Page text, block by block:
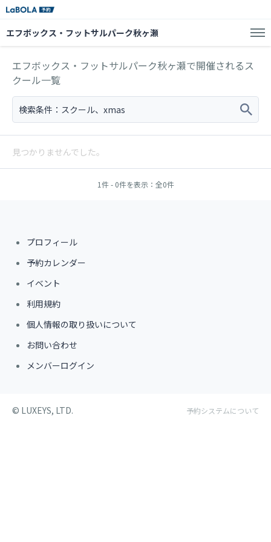
エフボックス・フットサルパーク秋ヶ瀬
エフボックス・フットサルパーク秋ヶ瀬で開催されるス
クール一覧
検索条件： スクール、 xmas
見つかりませんでした。
1件 - 0件を表示：全0件
プロフィール
予約カレンダー
イベント
利用規約
個人情報の取り扱いについて
お問い合わせ
メンバーログイン
©︎ LUXEYS, LTD. 予約システムについて